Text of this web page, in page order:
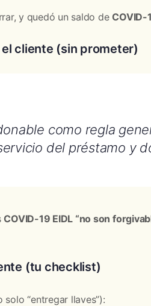
y quedó un saldo deCOVID-
cliente (sin prometer)
como regla
del préstamo y
COVID-19 EIDL “no son
(tu checklist)
solo “entregar llaves”):